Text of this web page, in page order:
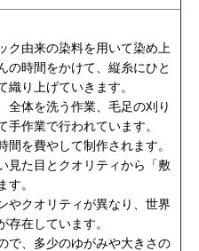
ク由来の染料を用いて染め上
の時間をかけて、縦糸にひと
り上げていきます。
全体を洗う作業、毛足の刈り
作業で行われています。
を費やして制作されます。
見た目とクオリティから「敷
す。
やクオリティが異なり、世界
存在しています。
で、多少のゆがみや大きさの